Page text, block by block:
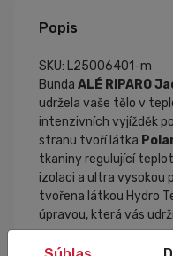
Popis
SKU: L25006401-m
Bunda ALÉ RIPARO
udržela vaše tělo v
intenzivních vyjížděk
stranu tvoří látka
tkaniny regulující
izolaci a ultra vysokou
tvořena látkou Hydro
úpravou, která vás
Použití pro teplotní